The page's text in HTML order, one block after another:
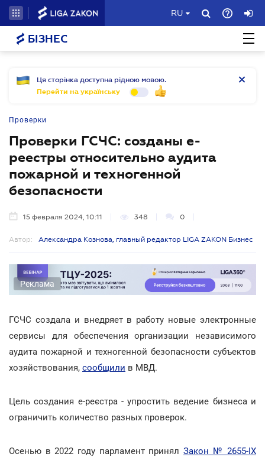
RU
БІЗНЕС
Ця сторінка доступна рідною мовою.
Перейти на українську
Проверки
Проверки ГСЧС: созданы е-
реестры относительно аудита
пожарной и техногенной
безопасности
15 февраля 2024, 10:11 348 0
Автор: Александра Кознова, главный редактор LIGA ZAKON Бизнес
Реклама
ГСЧС создала и внедряет в работу новые электронные
сервисы для обеспечения организации независимого
аудита пожарной и техногенной безопасности субъектов
хозяйствования, сообщили в МВД.
Цель создания е-реєстра - упростить ведение бизнеса и
ограничить количество разных проверок.
Осенью в 2022 году парламент принял Закон № 2655-IX